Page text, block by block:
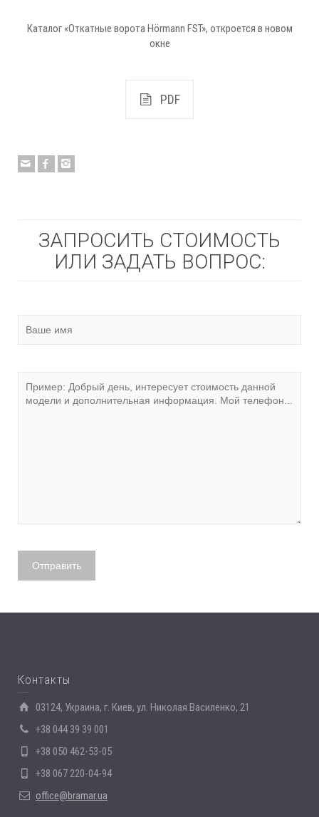
Каталог «Откатные ворота Hörmann FST», откроется в новом
окне
PDF
ЗАПРОСИТЬ СТОИМОСТЬ
ИЛИ ЗАДАТЬ ВОПРОС:
Контакты
03124, Украина, г. Киев, ул. Николая Василенко, 21
+38 044 39 39 001
+38 050 462-53-05
+38 067 220-04-94
office@bramar.ua